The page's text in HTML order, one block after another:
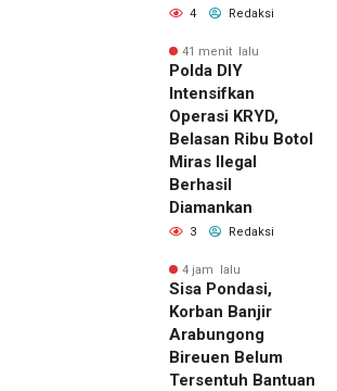
4 Redaksi
41 menit lalu
Polda DIY
Intensifkan
Operasi KRYD,
Belasan Ribu Botol
Miras Ilegal
Berhasil
Diamankan
3 Redaksi
4 jam lalu
Sisa Pondasi,
Korban Banjir
Arabungong
Bireuen Belum
Tersentuh Bantuan